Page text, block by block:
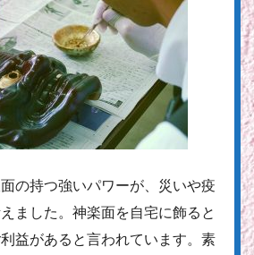
の持つ強いパワーが、災いや疫
ました。神楽面を自宅に飾ると
益があると言われています。素